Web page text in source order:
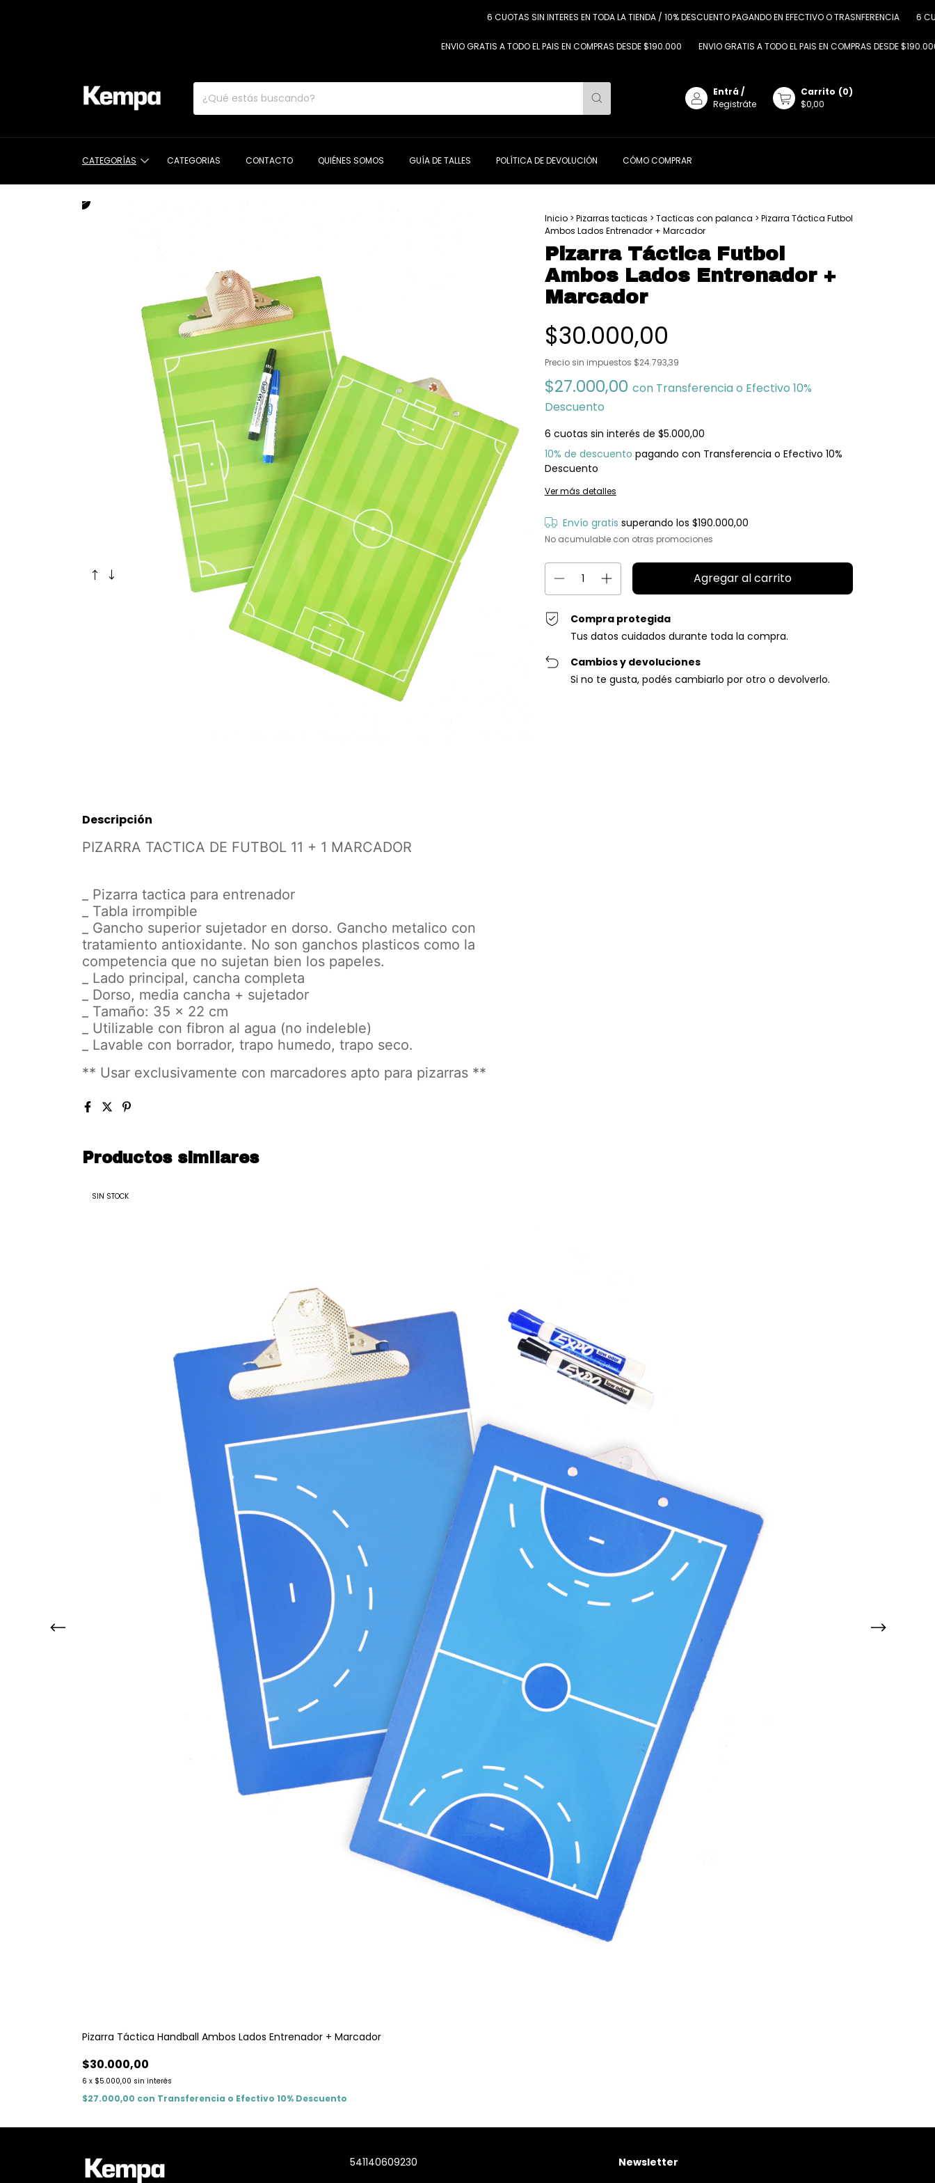
6 CUOTAS SIN INTERES EN TODA LA TIENDA / 10% DESCUENTO PAGANDO EN EFECTIVO O TRASNFERENCIA 6 CUOTAS SIN
ENVIO GRATIS A TODO EL PAIS EN COMPRAS DESDE $190.000 ENVIO GRATIS A TODO EL PAIS EN COMPRAS DESDE $190.000 ENVIO
Entrá/
Registráte
Carrito (0)
$0,00
CATEGORÍAS CATEGORIAS CONTACTO QUIÉNES SOMOS GUÍA DE TALLES POLÍTICA DE DEVOLUCIÓN CÓMO COMPRAR
Inicio > Pizarras tacticas > Tacticas con palanca > Pizarra Táctica Futbol
Ambos Lados Entrenador + Marcador
Pizarra Táctica Futbol
Ambos Lados Entrenador +
Marcador
$30.000,00
Precio sin impuestos $24.793,39
$27.000,00 con Transferencia o Efectivo 10%
Descuento
6 cuotas sin interés de $5.000,00
10% de descuento pagando con Transferencia o Efectivo 10%
Descuento
Ver más detalles
Envío gratis superando los$190.000,00
No acumulable con otras promociones
Compra protegida
Tus datos cuidados durante toda la compra.
Cambios y devoluciones
Si no te gusta, podés cambiarlo por otro o devolverlo.
Descripción
PIZARRA TACTICA DE FUTBOL 11 + 1 MARCADOR
_ Pizarra tactica para entrenador
_ Tabla irrompible
_ Gancho superior sujetador en dorso. Gancho metalico con
tratamiento antioxidante. No son ganchos plasticos como la
competencia que no sujetan bien los papeles.
_ Lado principal, cancha completa
_ Dorso, media cancha + sujetador
_ Tamaño: 35 x 22 cm
_ Utilizable con fibron al agua (no indeleble)
_ Lavable con borrador, trapo humedo, trapo seco.
** Usar exclusivamente con marcadores apto para pizarras **
Productos similares
SIN STOCK
Pizarra Táctica Handball Ambos Lados Entrenador + Marcador
$30.000,00
6 x $5.000,00 sin interés
$27.000,00 con Transferencia o Efectivo 10% Descuento
541140609230
Newsletter